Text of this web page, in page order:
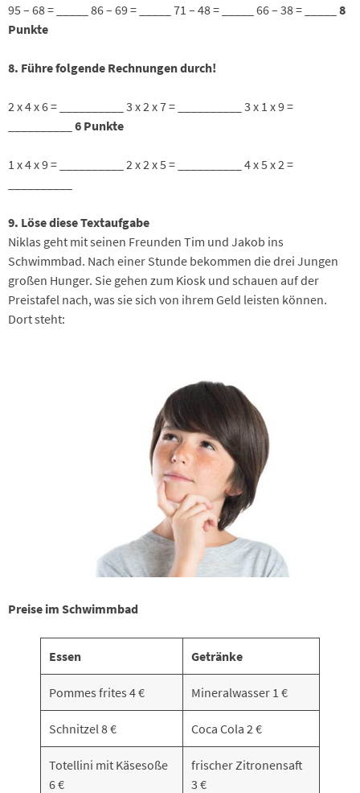
95 – 68 = _____ 86 – 69 = _____ 71 – 48 = _____ 66 – 38 = _____ 8
Punkte
8. Führe folgende Rechnungen durch!
2 x 4 x 6 = __________ 3 x 2 x 7 = __________ 3 x 1 x 9 =
6 Punkte
1 x 4 x 9 = __________ 2 x 2 x 5 = __________ 4 x 5 x 2 =
9. Löse diese Textaufgabe
Niklas geht mit seinen Freunden Tim und Jakob ins
Schwimmbad. Nach einer Stunde bekommen die drei Jungen
großen Hunger. Sie gehen zum Kiosk und schauen auf der
Preistafel nach, was sie sich von ihrem Geld leisten können.
Dort steht:
Preise im Schwimmbad
Essen Getränke
Pommes frites 4 € Mineralwasser 1 €
Schnitzel 8 € Coca Cola 2 €
Totellini mit Käsesoße
6 €
frischer Zitronensaft
3 €